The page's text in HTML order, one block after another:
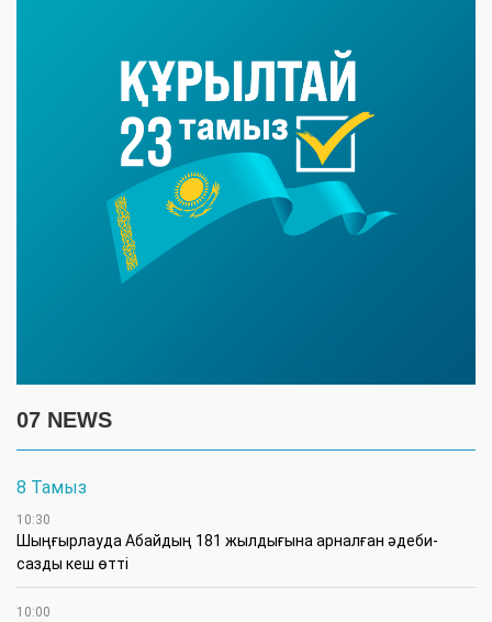
07 NEWS
8 Тамыз
10:30
Шыңғырлауда Абайдың 181 жылдығына арналған әдеби-
сазды кеш өтті
10:00